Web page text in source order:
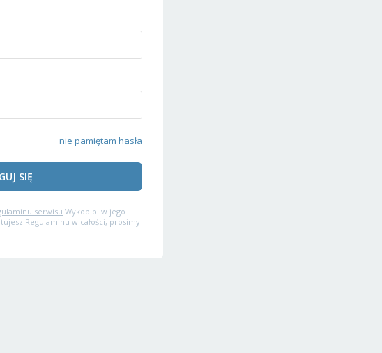
nie pamiętam hasła
SIĘ
serwisu Wykop.pl w jego
Regulaminu w całości, prosimy